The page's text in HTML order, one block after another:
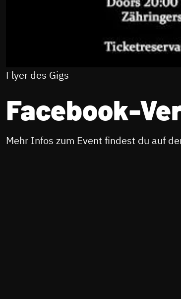
Flyer des Gigs
Facebook-
Mehr Infos zum Event findest du auf